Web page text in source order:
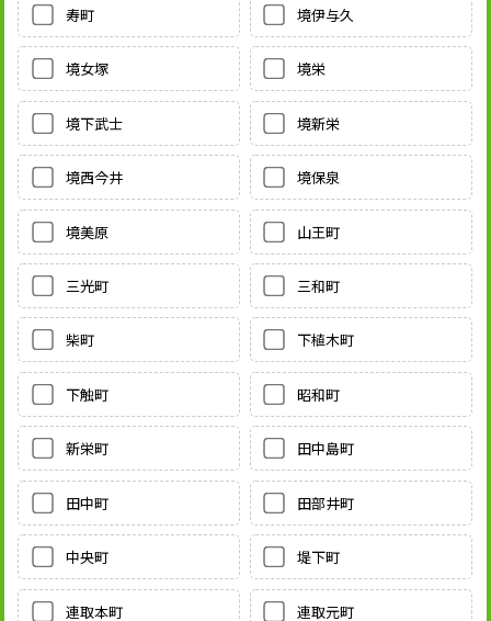
寿町 境伊与久
境女塚 境栄
境下武士 境新栄
境西今井 境保泉
境美原 山王町
三光町 三和町
柴町 下植木町
下触町 昭和町
新栄町 田中島町
田中町 田部井町
中央町 堤下町
連取本町 連取元町